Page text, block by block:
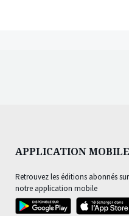
APPLICATION MOBILE
Retrouvez les éditions abonnés sur
notre application mobile